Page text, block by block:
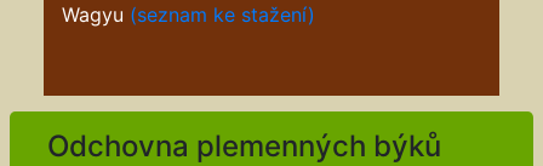
Wagyu (seznam ke stažení)
Odchovna plemenných býků